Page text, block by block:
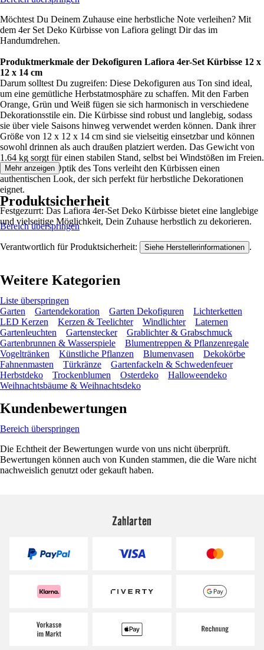
Möchtest Du Deinem Zuhause eine herbstliche Note verleihen? Mit
dem 4er Set Deko Kürbisse von Lafiora gelingt Dir das im
Handumdrehen.
Produktmerkmale der Dekofiguren Lafiora 4er-Set Kürbisse 12 x
12 x 14 cm
Darum solltest Du zugreifen: Diese Dekofiguren aus Ton sind ideal,
um eine gemütliche Herbstatmosphäre zu schaffen. Mit den Farben
Orange, Grün und Weiß fügen sie sich harmonisch in verschiedene
Dekorationsstile ein. Die Kürbisse sind robust und langlebig, sodass
sie über viele Saisons hinweg verwendet werden können. Dank ihrer
Größe von 12 x 12 x 14 cm sind sie vielseitig einsetzbar und können
sowohl drinnen als auch draußen platziert werden. Das Gewicht von
1.64 kg sorgt für einen stabilen Stand, selbst bei Windstößen im Freien.
Die natürliche Optik des Tons verleiht den Kürbissen einen
authentischen Look, der sich perfekt für herbstliche Dekorationen
eignet.
Festgezurrt: Das Lafiora 4er-Set Deko Kürbisse bietet eine langlebige
und vielseitige Möglichkeit, Dein Zuhause herbstlich zu dekorieren.
Mehr anzeigen
Produktsicherheit
Bereich überspringen
Verantwortlich für Produktsicherheit: Siehe Herstellerinformationen .
Weitere Kategorien
Liste überspringen
Garten
Gartendekoration Garten Dekofiguren
Lichterketten
LED Kerzen
Kerzen & Teelichter Windlichter
Laternen
Gartenleuchten
Gartenstecker
Grablichter & Grabschmuck
Gartenbrunnen & Wasserspiele
Blumentreppen & Pflanzenregale
Vogeltränken
Künstliche Pflanzen Blumenvasen
Dekokörbe
Fahnenmasten
Türkränze
Gartenfackeln & Schwedenfeuer
Herbstdeko
Trockenblumen Osterdeko
Halloweendeko
Weihnachtsbäume & Weihnachtsdeko
Kundenbewertungen
Bereich überspringen
Die Echtheit der Bewertungen wurde von uns nicht überprüft.
Bewertungen können auch von Kunden stammen, die die Ware nicht
nachweislich genutzt oder gekauft haben.
Zahlarten